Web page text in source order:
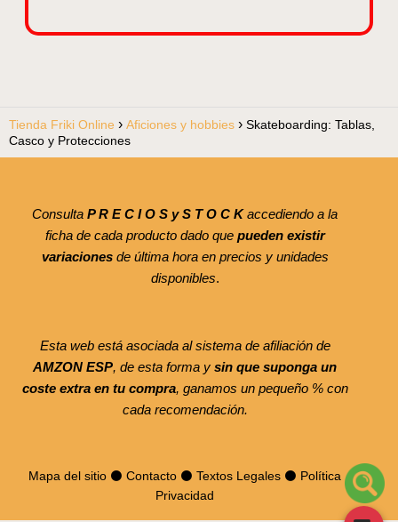
Tienda Friki Online Aficiones y hobbies
Skateboarding: Tablas,
Casco y Protecciones
Consulta P R E C I O S y S T O C Kaccediendo a la
ficha de cada producto dado que pueden existir
variacionesde última hora en precios y unidades
disponibles.
Esta web está asociada al sistema de afiliación de
AMZON ESP, de esta forma y sin que suponga un
coste extra en tu compra, ganamos un pequeño % con
cada recomendación.
Mapa del sitio ⚫ Contacto ⚫ Textos Legales ⚫ Política
Privacidad